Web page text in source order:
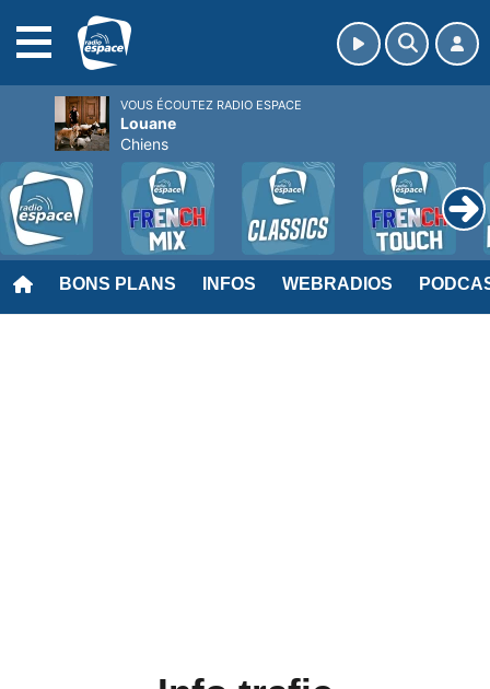
BONS PLANS INFOS WEBRADIOS
VOUS ÉCOUTEZ RADIO ESPACE
Louane
Chiens